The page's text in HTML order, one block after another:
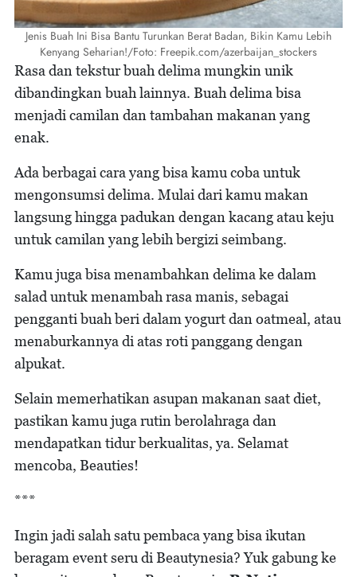
Jenis Buah Ini Bisa Bantu Turunkan Berat Badan, Bikin Kamu Lebih
Kenyang Seharian!/Foto: Freepik.com/azerbaijan_stockers
Rasa dan tekstur buah delima mungkin unik
dibandingkan buah lainnya. Buah delima bisa
menjadi camilan dan tambahan makanan yang
enak.
Ada berbagai cara yang bisa kamu coba untuk
mengonsumsi delima. Mulai dari kamu makan
langsung hingga padukan dengan kacang atau keju
untuk camilan yang lebih bergizi seimbang.
Kamu juga bisa menambahkan delima ke dalam
salad untuk menambah rasa manis, sebagai
pengganti buah beri dalam yogurt dan oatmeal, atau
menaburkannya di atas roti panggang dengan
alpukat.
Selain memerhatikan asupan makanan saat diet,
pastikan kamu juga rutin berolahraga dan
mendapatkan tidur berkualitas, ya. Selamat
mencoba, Beauties!
***
Ingin jadi salah satu pembaca yang bisa ikutan
beragam event seru di Beautynesia? Yuk gabung ke